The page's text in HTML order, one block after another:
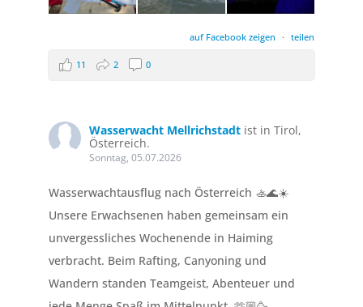
auf Facebook zeigen · teilen
11 2 0
Wasserwacht Mellrichstadt ist in Tirol,
Österreich.
Sonntag, 05.07.2026
Wasserwachtausflug nach Österreich 🚣🌊☀️
Unsere Erwachsenen haben gemeinsam ein
unvergessliches Wochenende in Haiming
verbracht. Beim Rafting, Canyoning und
Wandern standen Teamgeist, Abenteuer und